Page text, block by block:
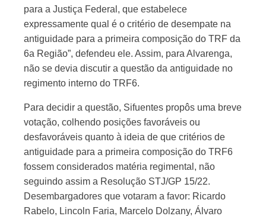
para a Justiça Federal, que estabelece
expressamente qual é o critério de desempate na
antiguidade para a primeira composição do TRF da
6a Região”, defendeu ele. Assim, para Alvarenga,
não se devia discutir a questão da antiguidade no
regimento interno do TRF6.
Para decidir a questão, Sifuentes propôs uma breve
votação, colhendo posições favoráveis ou
desfavoráveis quanto à ideia de que critérios de
antiguidade para a primeira composição do TRF6
fossem considerados matéria regimental, não
seguindo assim a Resolução STJ/GP 15/22.
Desembargadores que votaram a favor: Ricardo
Rabelo, Lincoln Faria, Marcelo Dolzany, Álvaro